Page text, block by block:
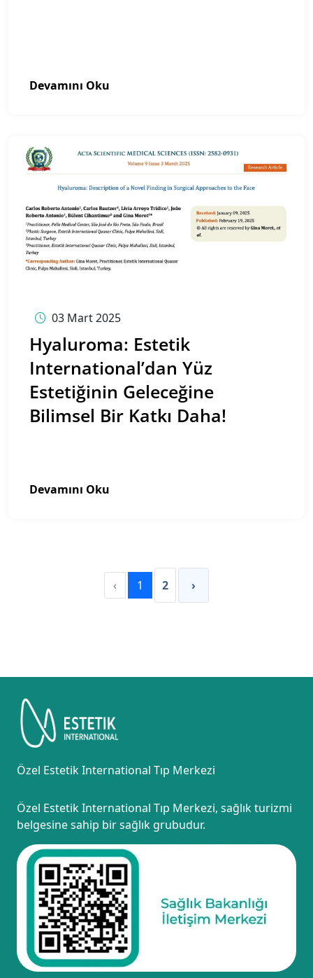
Devamını Oku
03 Mart 2025
Hyaluroma: Estetik
International’dan Yüz
Estetiğinin Geleceğine
Bilimsel Bir Katkı Daha!
Devamını Oku
‹ 1 2 ›
Özel Estetik International Tıp Merkezi
Özel Estetik International Tıp Merkezi, sağlık turizmi
belgesine sahip bir sağlık grubudur.